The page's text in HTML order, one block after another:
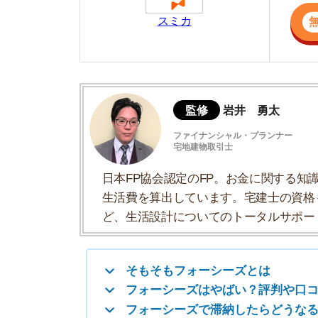
日本FP協会認定のFP。お金に関する知識を活
生活費を算出しています。宅建士の資格も取
ど、生活設計についてのトータルサポートをお
そもそもフォーシーズとは
フォーシーズはやばい？評判や口コミは？
フォーシーズで滞納したらどうなる？
家賃滞納しそうになったときの対処法
家賃滞納が心配な人におすすめなお部屋の
フォーシーズに関するよくある質問
そもそもフォーシーズとは